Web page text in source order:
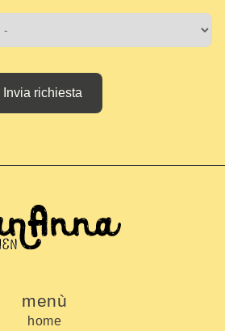
Invia richiesta
menù
home